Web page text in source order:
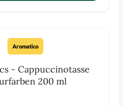
Aromatico
- Cappuccinotasse
200 ml